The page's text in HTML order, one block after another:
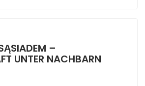
–
UNTER NACHBARN